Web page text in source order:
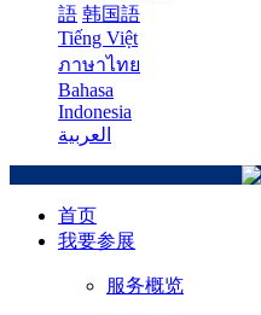
語 韩国語
Tiếng Việt
ภาษาไทย
Bahasa
Indonesia
العربية
首页
我要参展
服务概览